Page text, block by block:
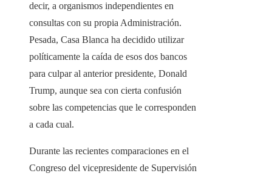
decir, a organismos independientes en
consultas con su propia Administración.
Pesada, Casa Blanca ha decidido utilizar
políticamente la caída de esos dos bancos
para culpar al anterior presidente, Donald
Trump, aunque sea con cierta confusión
sobre las competencias que le corresponden
a cada cual.
Durante las recientes comparaciones en el
Congreso del vicepresidente de Supervisión